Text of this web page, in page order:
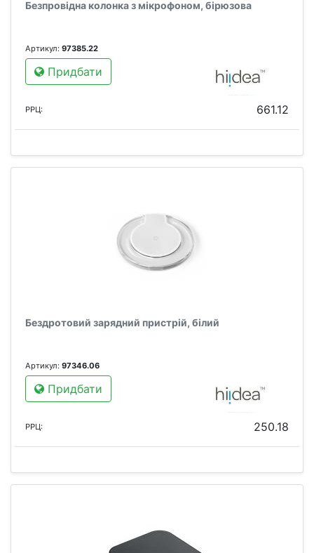
Безпровідна колонка з мікрофоном, бірюзова
Артикул: 97385.22
Придбати
РРЦ: 661.12
Бездротовий зарядний пристрій, білий
Артикул: 97346.06
Придбати
РРЦ: 250.18